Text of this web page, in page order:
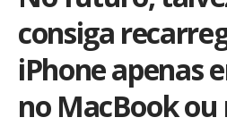
consiga
iPhone apenas
no MacBook ou